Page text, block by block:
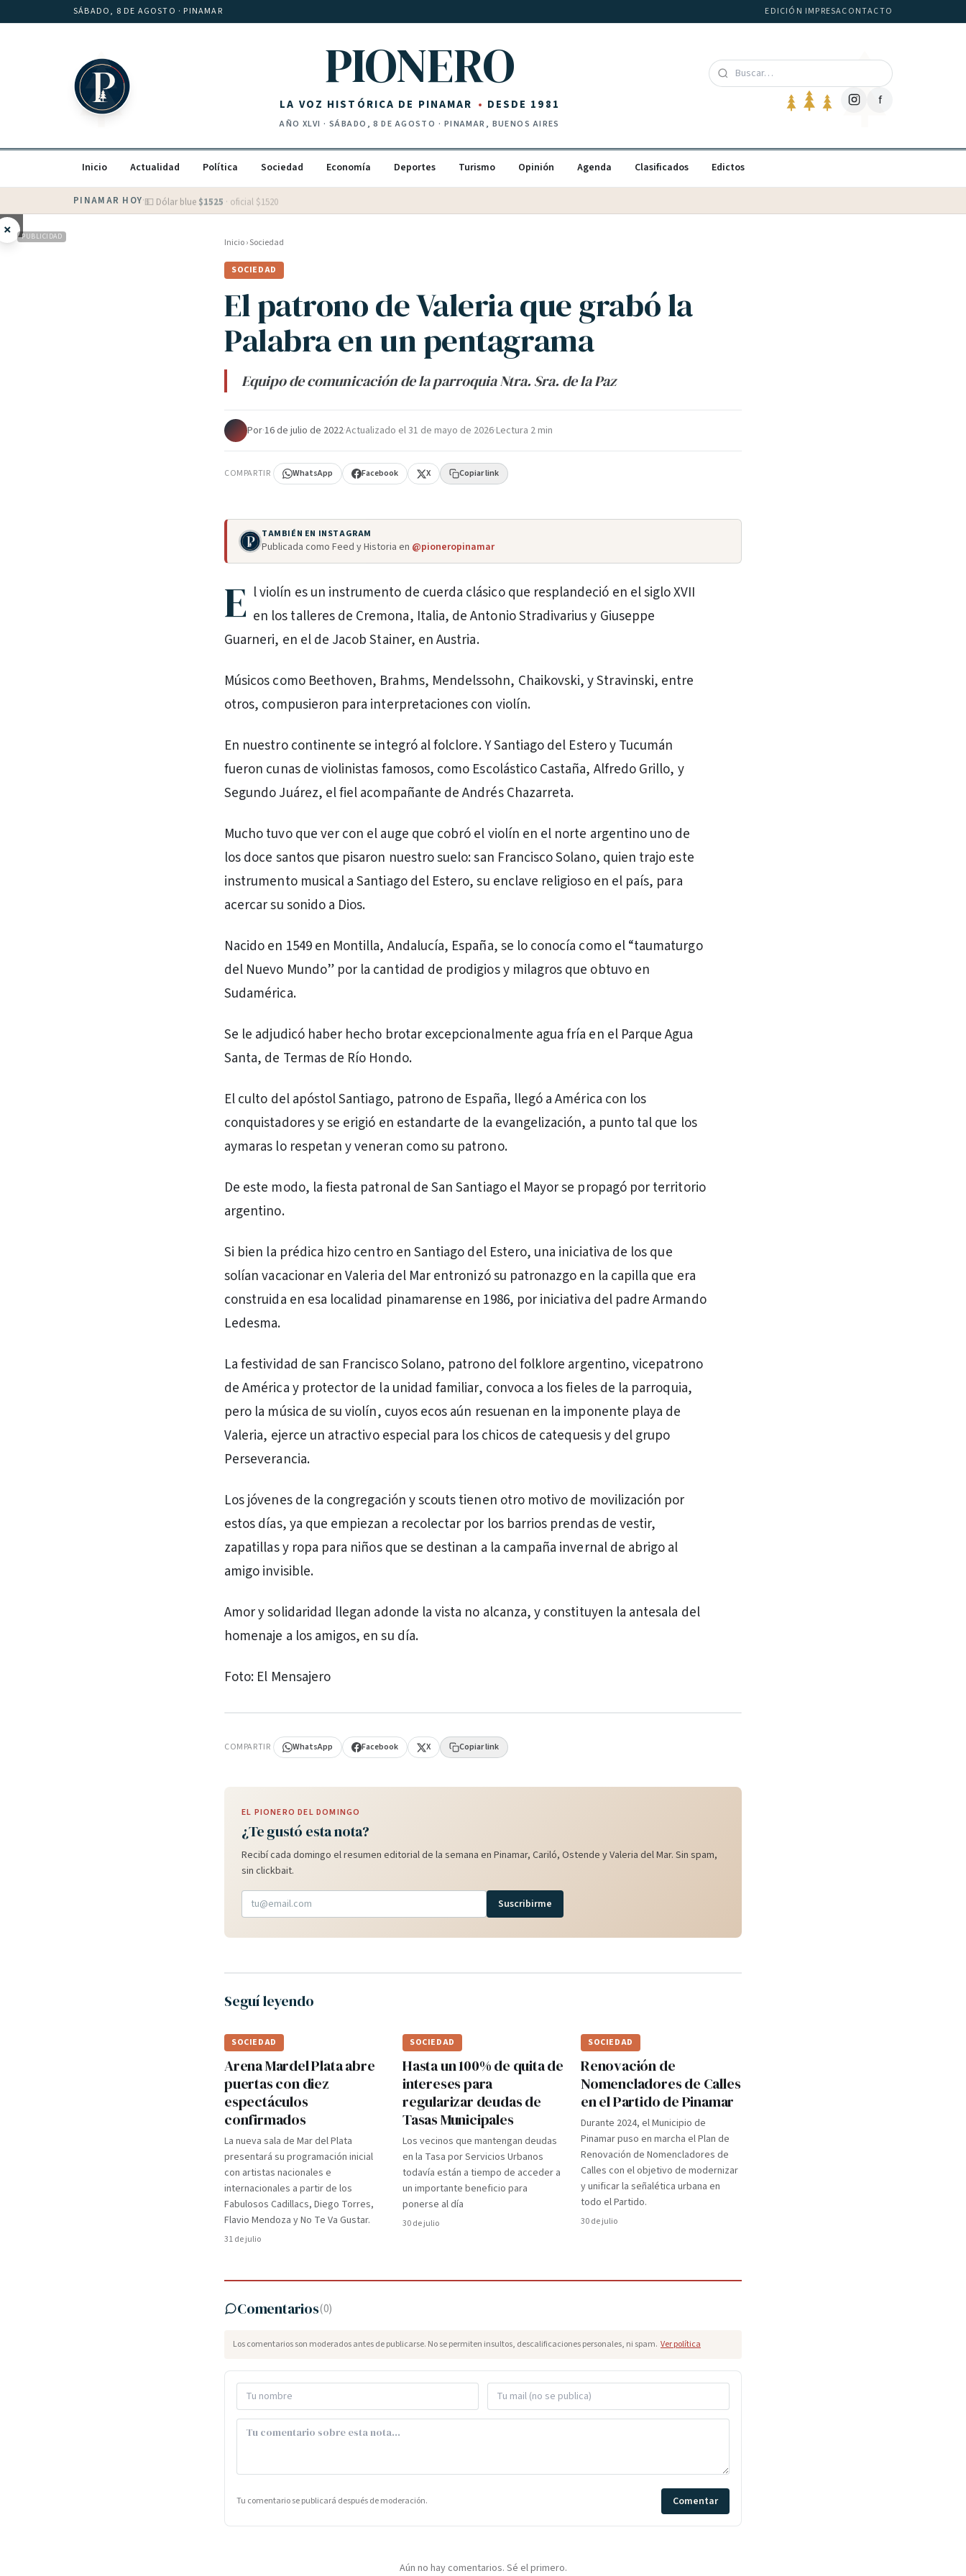
Saltar al contenidoSÁBADO, 8 DE AGOSTO · PINAMAR EDICIÓN IMPRESACONTACTO
PIONERO
LA VOZ HISTÓRICA DE PINAMAR DESDE 1981
AÑO XLVI · SÁBADO, 8 DE AGOSTO · PINAMAR, BUENOS AIRES
f
Inicio Actualidad Política Sociedad Economía Deportes Turismo Opinión Agenda Clasificados Edictos
PINAMAR HOY·💵 Dólar blue $1525 · oficial $1520
× PUBLICIDAD Inicio›Sociedad
SOCIEDAD
El patrono de Valeria que grabó la
Palabra en un pentagrama
Equipo de comunicación de la parroquia Ntra. Sra. de la Paz
Por·16 de julio de 2022·Actualizado el31 de mayo de 2026·Lectura 2 min
COMPARTIR WhatsApp Facebook X Copiar link
TAMBIÉN EN INSTAGRAM
Publicada como Feed y Historia en @pioneropinamar
E l violín es un instrumento de cuerda clásico que resplandeció en el siglo XVII
en los talleres de Cremona, Italia, de Antonio Stradivarius y Giuseppe
Guarneri, en el de Jacob Stainer, en Austria.
Músicos como Beethoven, Brahms, Mendelssohn, Chaikovski, y Stravinski, entre
otros, compusieron para interpretaciones con violín.
En nuestro continente se integró al folclore. Y Santiago del Estero y Tucumán
fueron cunas de violinistas famosos, como Escolástico Castaña, Alfredo Grillo, y
Segundo Juárez, el fiel acompañante de Andrés Chazarreta.
Mucho tuvo que ver con el auge que cobró el violín en el norte argentino uno de
los doce santos que pisaron nuestro suelo: san Francisco Solano, quien trajo este
instrumento musical a Santiago del Estero, su enclave religioso en el país, para
acercar su sonido a Dios.
Nacido en 1549 en Montilla, Andalucía, España, se lo conocía como el “taumaturgo
del Nuevo Mundo” por la cantidad de prodigios y milagros que obtuvo en
Sudamérica.
Se le adjudicó haber hecho brotar excepcionalmente agua fría en el Parque Agua
Santa, de Termas de Río Hondo.
El culto del apóstol Santiago, patrono de España, llegó a América con los
conquistadores y se erigió en estandarte de la evangelización, a punto tal que los
aymaras lo respetan y veneran como su patrono.
De este modo, la fiesta patronal de San Santiago el Mayor se propagó por territorio
argentino.
Si bien la prédica hizo centro en Santiago del Estero, una iniciativa de los que
solían vacacionar en Valeria del Mar entronizó su patronazgo en la capilla que era
construida en esa localidad pinamarense en 1986, por iniciativa del padre Armando
Ledesma.
La festividad de san Francisco Solano, patrono del folklore argentino, vicepatrono
de América y protector de la unidad familiar, convoca a los fieles de la parroquia,
pero la música de su violín, cuyos ecos aún resuenan en la imponente playa de
Valeria, ejerce un atractivo especial para los chicos de catequesis y del grupo
Perseverancia.
Los jóvenes de la congregación y scouts tienen otro motivo de movilización por
estos días, ya que empiezan a recolectar por los barrios prendas de vestir,
zapatillas y ropa para niños que se destinan a la campaña invernal de abrigo al
amigo invisible.
Amor y solidaridad llegan adonde la vista no alcanza, y constituyen la antesala del
homenaje a los amigos, en su día.
Foto: El Mensajero
COMPARTIR WhatsApp Facebook X Copiar link
EL PIONERO DEL DOMINGO
¿Te gustó esta nota?
Recibí cada domingo el resumen editorial de la semana en Pinamar, Cariló, Ostende y Valeria del Mar. Sin spam,
sin clickbait.
Suscribirme
Seguí leyendo
SOCIEDAD
Arena Mardel Plata abre
puertas con diez
espectáculos
confirmados
La nueva sala de Mar del Plata
presentará su programación inicial
con artistas nacionales e
internacionales a partir de los
Fabulosos Cadillacs, Diego Torres,
Flavio Mendoza y No Te Va Gustar.
31 de julio
SOCIEDAD
Hasta un 100% de quita de
intereses para
regularizar deudas de
Tasas Municipales
Los vecinos que mantengan deudas
en la Tasa por Servicios Urbanos
todavía están a tiempo de acceder a
un importante beneficio para
ponerse al día
30 de julio
SOCIEDAD
Renovación de
Nomencladores de Calles
en el Partido de Pinamar
Durante 2024, el Municipio de
Pinamar puso en marcha el Plan de
Renovación de Nomencladores de
Calles con el objetivo de modernizar
y unificar la señalética urbana en
todo el Partido.
30 de julio
Comentarios(0)
Los comentarios son moderados antes de publicarse. No se permiten insultos, descalificaciones personales, ni spam. Ver política
Tu comentario se publicará después de moderación. Comentar
Aún no hay comentarios. Sé el primero.